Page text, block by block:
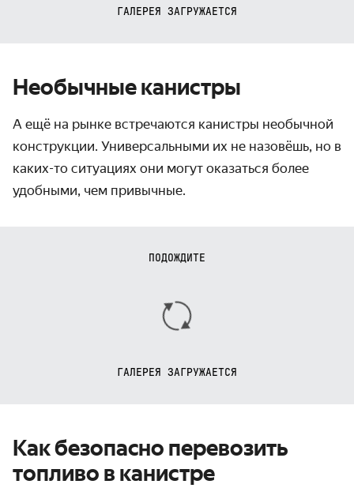
ГАЛЕРЕЯ ЗАГРУЖАЕТСЯ
Необычные канистры
А ещё на рынке встречаются канистры необычной
конструкции. Универсальными их не назовёшь, но в
каких-то ситуациях они могут оказаться более
удобными, чем привычные.
ПОДОЖДИТЕ
ГАЛЕРЕЯ ЗАГРУЖАЕТСЯ
Как безопасно перевозить
топливо в канистре